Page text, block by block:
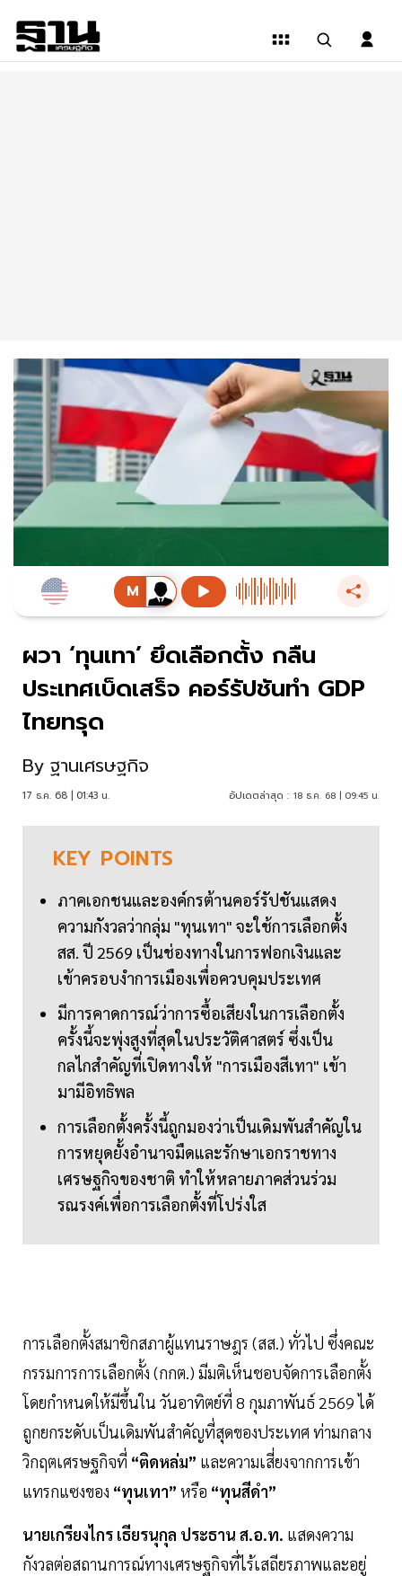
ผวา ‘ทุนเทา’ ยึดเลือกตั้ง กลืน
ประเทศเบ็ดเสร็จ คอร์รัปชันทำ GDP
ไทยทรุด
By ฐานเศรษฐกิจ
17 ธ.ค. 68 | 01:43 น. อัปเดตล่าสุด : 18 ธ.ค. 68 | 09:45 น.
KEY POINTS
ภาคเอกชนและองค์กรต้านคอร์รัปชันแสดง
ความกังวลว่ากลุ่ม "ทุนเทา" จะใช้การเลือกตั้ง
สส. ปี 2569 เป็นช่องทางในการฟอกเงินและ
เข้าครอบงำการเมืองเพื่อควบคุมประเทศ
มีการคาดการณ์ว่าการซื้อเสียงในการเลือกตั้ง
ครั้งนี้จะพุ่งสูงที่สุดในประวัติศาสตร์ ซึ่งเป็น
กลไกสำคัญที่เปิดทางให้ "การเมืองสีเทา" เข้า
มามีอิทธิพล
การเลือกตั้งครั้งนี้ถูกมองว่าเป็นเดิมพันสำคัญใน
การหยุดยั้งอำนาจมืดและรักษาเอกราชทาง
เศรษฐกิจของชาติ ทำให้หลายภาคส่วนร่วม
รณรงค์เพื่อการเลือกตั้งที่โปร่งใส
การเลือกตั้งสมาชิกสภาผู้แทนราษฎร (สส.) ทั่วไป ซึ่งคณะ
กรรมการการเลือกตั้ง (กกต.) มีมติเห็นชอบจัดการเลือกตั้ง
โดยกำหนดให้มีขึ้นใน วันอาทิตย์ที่ 8 กุมภาพันธ์ 2569 ได้
ถูกยกระดับเป็นเดิมพันสำคัญที่สุดของประเทศ ท่ามกลาง
วิกฤตเศรษฐกิจที่ “ติดหล่ม” และความเสี่ยงจากการเข้า
แทรกแซงของ “ทุนเทา” หรือ “ทุนสีดำ”
นายเกรียงไกร เธียรนุกุล ประธาน ส.อ.ท. แสดงความ
กังวลต่อสถานการณ์ทางเศรษฐกิจที่ไร้เสถียรภาพและอยู่